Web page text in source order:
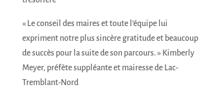
« Le conseil des maires et toute l’équipe lui
expriment notre plus sincère gratitude et beaucoup
de succès pour la suite de son parcours. » Kimberly
Meyer, préfète suppléante et mairesse de Lac-
Tremblant-Nord